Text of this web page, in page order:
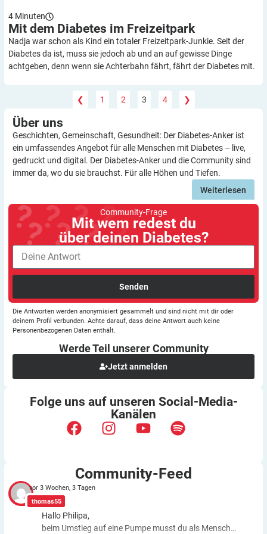
4 Minuten
Mit dem Diabetes im Freizeitpark
Nadja war schon als Kind ein totaler Freizeitpark-Junkie. Seit der
Diabetes da ist, muss sie jedoch ab und an auf gewisse Dinge
achtgeben, denn wenn sie Achterbahn fährt, fährt der Diabetes mit.
❮ 1 2 3 4 ❯
Über uns
Geschichten, Gemeinschaft, Gesundheit: Der Diabetes-Anker ist
ein umfassendes Angebot für alle Menschen mit Diabetes – live,
gedruckt und digital. Der Diabetes-Anker und die Community sind
immer da, wo du sie brauchst. Für alle Höhen und Tiefen.
Weiterlesen
Community-Frage
Mit wem redest du
über deinen Diabetes?
Senden
Die Antworten werden anonymisiert gesammelt und sind nicht mit dir oder
deinem Profil verbunden. Achte darauf, dass deine Antwort auch keine
Personenbezogenen Daten enthält.
Werde Teil unserer Community
Jetzt anmelden
Folge uns auf unseren Social-Media-
Kanälen
Community-Feed
thomas55
vor 3 Wochen, 3 Tagen
Hallo Philipa,
beim Umstieg auf eine Pumpe musst du als Mensch